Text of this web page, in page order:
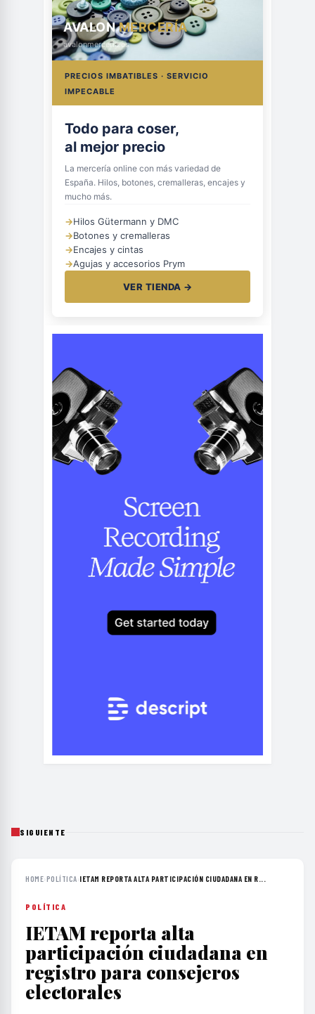
AVALONMERCERÍA
avalonmerceria.es
PRECIOS IMBATIBLES · SERVICIO
IMPECABLE
Todo para coser,
al mejor precio
La mercería online con más variedad de
España. Hilos, botones, cremalleras, encajes y
mucho más.
→Hilos Gütermann y DMC
→Botones y cremalleras
→Encajes y cintas
→Agujas y accesorios Prym
VER TIENDA →
SIGUIENTE
HOME›POLÍTICA›IETAM REPORTA ALTA PARTICIPACIÓN CIUDADANA EN R...
POLÍTICA
IETAM reporta alta
participación ciudadana en
registro para consejeros
electorales